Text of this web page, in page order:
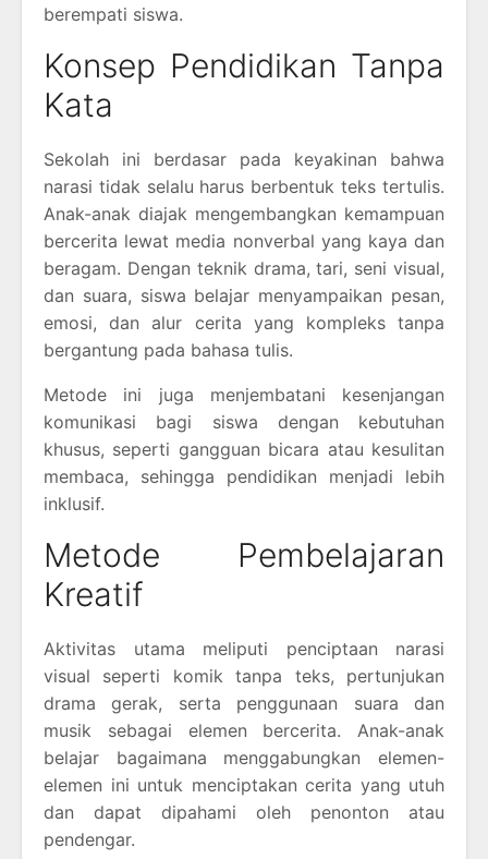
berempati siswa.
Konsep Pendidikan Tanpa
Kata
Sekolah ini berdasar pada keyakinan bahwa
narasi tidak selalu harus berbentuk teks tertulis.
Anak-anak diajak mengembangkan kemampuan
bercerita lewat media nonverbal yang kaya dan
beragam. Dengan teknik drama, tari, seni visual,
dan suara, siswa belajar menyampaikan pesan,
emosi, dan alur cerita yang kompleks tanpa
bergantung pada bahasa tulis.
Metode ini juga menjembatani kesenjangan
komunikasi bagi siswa dengan kebutuhan
khusus, seperti gangguan bicara atau kesulitan
membaca, sehingga pendidikan menjadi lebih
inklusif.
Metode Pembelajaran
Kreatif
Aktivitas utama meliputi penciptaan narasi
visual seperti komik tanpa teks, pertunjukan
drama gerak, serta penggunaan suara dan
musik sebagai elemen bercerita. Anak-anak
belajar bagaimana menggabungkan elemen-
elemen ini untuk menciptakan cerita yang utuh
dan dapat dipahami oleh penonton atau
pendengar.